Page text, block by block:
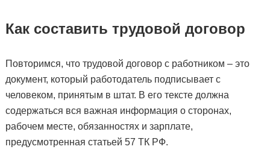
Как составить трудовой договор
Повторимся, что трудовой договор с работником – это
документ, который работодатель подписывает с
человеком, принятым в штат. В его тексте должна
содержаться вся важная информация о сторонах,
рабочем месте, обязанностях и зарплате,
предусмотренная статьей 57 ТК РФ.